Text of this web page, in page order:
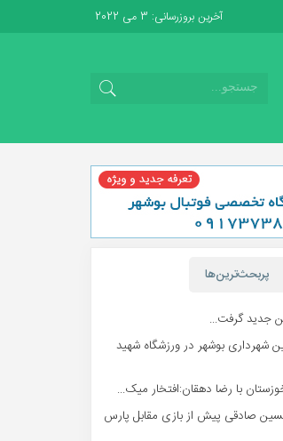
آخرین بروزرسانی: 3 می 2022
پربحث‌ترین‌ها
جدید گرفت...
شهردارى بوشهر در ورزشگاه شهید
با رضا دهقان:افتخار میک...
صادقی پیش از بازی مقابل پارس